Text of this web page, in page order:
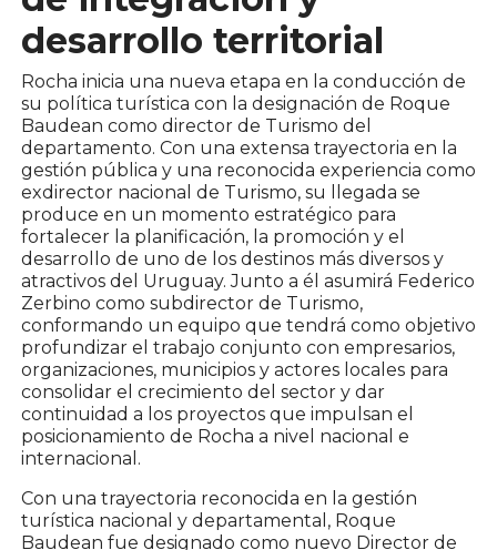
desarrollo territorial
Rocha inicia una nueva etapa en la conducción de
su política turística con la designación de Roque
Baudean como director de Turismo del
departamento. Con una extensa trayectoria en la
gestión pública y una reconocida experiencia como
exdirector nacional de Turismo, su llegada se
produce en un momento estratégico para
fortalecer la planificación, la promoción y el
desarrollo de uno de los destinos más diversos y
atractivos del Uruguay. Junto a él asumirá Federico
Zerbino como subdirector de Turismo,
conformando un equipo que tendrá como objetivo
profundizar el trabajo conjunto con empresarios,
organizaciones, municipios y actores locales para
consolidar el crecimiento del sector y dar
continuidad a los proyectos que impulsan el
posicionamiento de Rocha a nivel nacional e
internacional.
Con una trayectoria reconocida en la gestión
turística nacional y departamental, Roque
Baudean fue designado como nuevo Director de